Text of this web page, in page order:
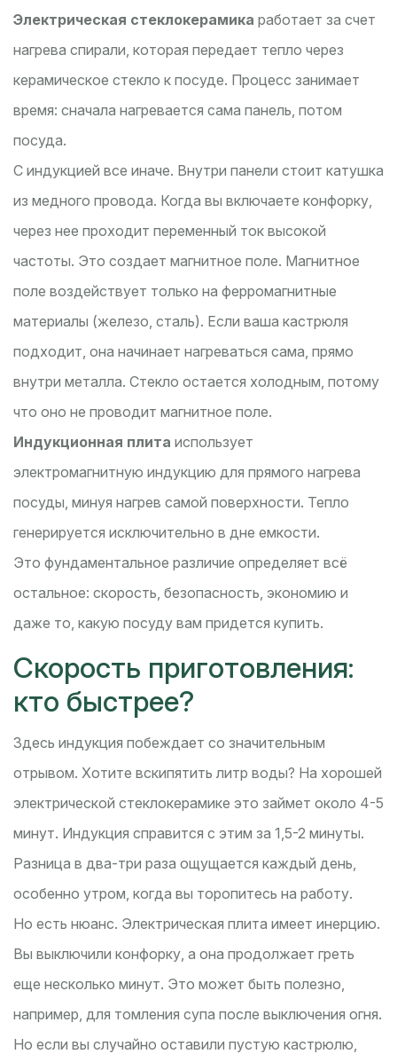
Электрическая стеклокерамика работает за счет
нагрева спирали, которая передает тепло через
керамическое стекло к посуде. Процесс занимает
время: сначала нагревается сама панель, потом
посуда.
С индукцией все иначе. Внутри панели стоит катушка
из медного провода. Когда вы включаете конфорку,
через нее проходит переменный ток высокой
частоты. Это создает магнитное поле. Магнитное
поле воздействует только на ферромагнитные
материалы (железо, сталь). Если ваша кастрюля
подходит, она начинает нагреваться сама, прямо
внутри металла. Стекло остается холодным, потому
что оно не проводит магнитное поле.
Индукционная плита использует
электромагнитную индукцию для прямого нагрева
посуды, минуя нагрев самой поверхности. Тепло
генерируется исключительно в дне емкости.
Это фундаментальное различие определяет всё
остальное: скорость, безопасность, экономию и
даже то, какую посуду вам придется купить.
Скорость приготовления:
кто быстрее?
Здесь индукция побеждает со значительным
отрывом. Хотите вскипятить литр воды? На хорошей
электрической стеклокерамике это займет около 4-5
минут. Индукция справится с этим за 1,5-2 минуты.
Разница в два-три раза ощущается каждый день,
особенно утром, когда вы торопитесь на работу.
Но есть нюанс. Электрическая плита имеет инерцию.
Вы выключили конфорку, а она продолжает греть
еще несколько минут. Это может быть полезно,
например, для томления супа после выключения огня.
Но если вы случайно оставили пустую кастрюлю,